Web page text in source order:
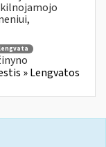
» Lengvatos